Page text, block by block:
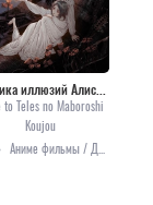
to Teles no Maboroshi
Koujou
Аниме фильмы / Драма / Приключения / Анонсы